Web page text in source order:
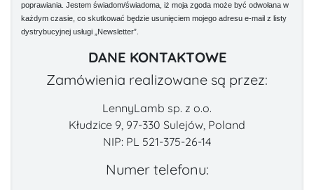
poprawiania. Jestem świadom/świadoma, iż moja zgoda może być odwołana w
każdym czasie, co skutkować będzie usunięciem mojego adresu e-mail z listy
dystrybucyjnej usługi „Newsletter”.
DANE KONTAKTOWE
Zamówienia realizowane są przez:
LennyLamb sp. z o.o.
Kłudzice 9, 97-330 Sulejów, Poland
NIP: PL 521-375-26-14
Numer telefonu: